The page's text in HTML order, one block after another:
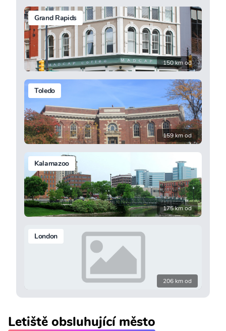
Grand Rapids
150 km od
Toledo
159 km od
Kalamazoo
175 km od
London
206 km od
Letiště obsluhující město